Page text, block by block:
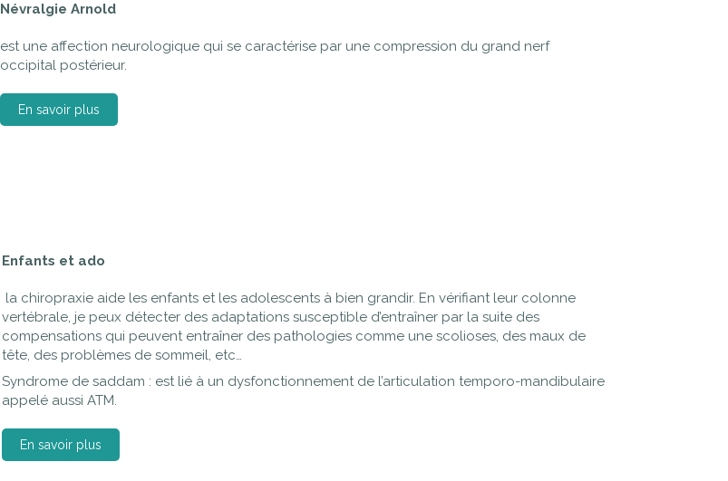
Névralgie Arnold
est une affection neurologique qui se caractérise par une compression du grand nerf
occipital postérieur.
En savoir plus
Enfants et ado
la chiropraxie aide les enfants et les adolescents à bien grandir. En vérifiant leur colonne
vertébrale, je peux détecter des adaptations susceptible d’entraîner par la suite des
compensations qui peuvent entraîner des pathologies comme une scolioses, des maux de
tête, des problèmes de sommeil, etc…
Syndrome de saddam : est lié à un dysfonctionnement de l’articulation temporo-mandibulaire
appelé aussi ATM.
En savoir plus